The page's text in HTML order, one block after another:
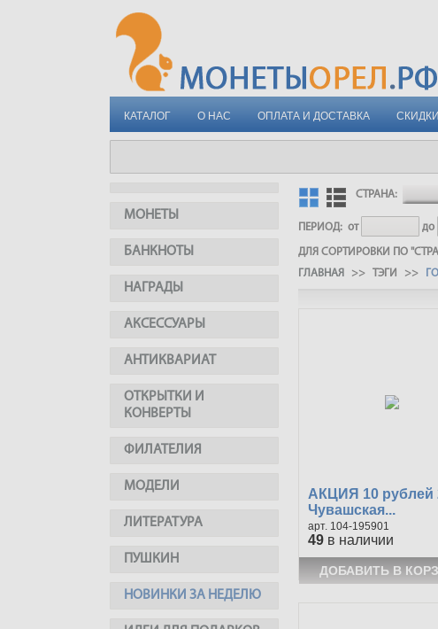
КАТАЛОГ О НАС ОПЛАТА И ДОСТАВКА СКИДКИ
МОНЕТЫ
БАНКНОТЫ
НАГРАДЫ
АКСЕССУАРЫ
АНТИКВАРИАТ
ОТКРЫТКИ И
КОНВЕРТЫ
ФИЛАТЕЛИЯ
МОДЕЛИ
ЛИТЕРАТУРА
ПУШКИН
НОВИНКИ ЗА НЕДЕЛЮ
СТРАНА:
ПЕРИОД: от до
ДЛЯ СОРТИРОВКИ ПО
ГЛАВНАЯ
>> ТЭГИ >>
АКЦИЯ 10 рублей
Чувашская...
104-195901
49 в наличии